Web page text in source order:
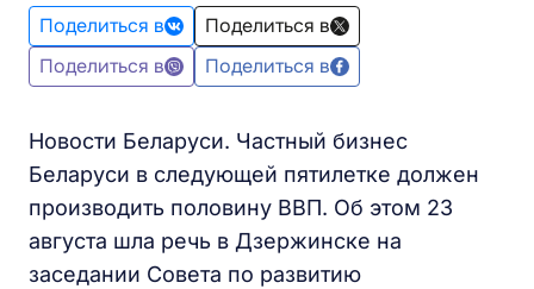
Поделиться в
Поделиться в
Поделиться в
Поделиться в
Новости Беларуси. Частный бизнес
Беларуси в следующей пятилетке должен
производить половину ВВП. Об этом 23
августа шла речь в Дзержинске на
заседании Совета по развитию